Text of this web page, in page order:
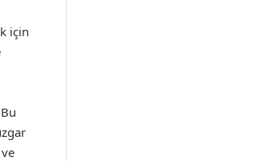
için